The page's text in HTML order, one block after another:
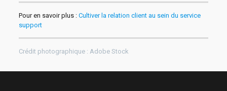
Pour en savoir plus : Cultiver la relation client au sein du service
support
Crédit photographique : Adobe Stock